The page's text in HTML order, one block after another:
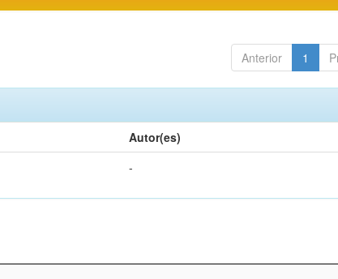
Anterior 1
Autor(es)
-